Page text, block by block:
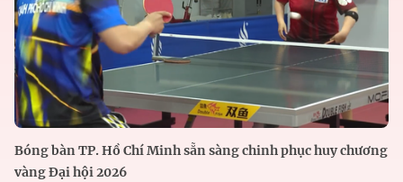
Bóng bàn TP. Hồ Chí Minh sẵn sàng chinh phục huy chương
vàng Đại hội 2026